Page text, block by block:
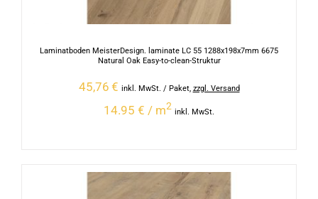
Laminatboden MeisterDesign. laminate LC 55 1288x198x7mm 6675
Natural Oak Easy-to-clean-Struktur
45,76 € inkl. MwSt. / Paket, zzgl. Versand
14.95 € / m2
inkl. MwSt.